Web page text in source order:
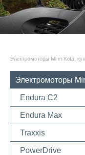
Электромоторы Minn Kota,
Электромоторы
Endura C2
Endura Max
Traxxis
PowerDrive